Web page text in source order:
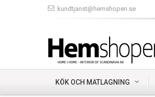
kundtjanst@hemshopen.se
KÖK OCH MATLAGNING